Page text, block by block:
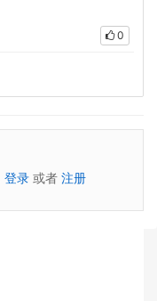
0
登录 或者 注册